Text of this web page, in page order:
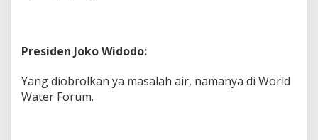
Presiden Joko Widodo:
Yang diobrolkan ya masalah air, namanya di World
Water Forum.